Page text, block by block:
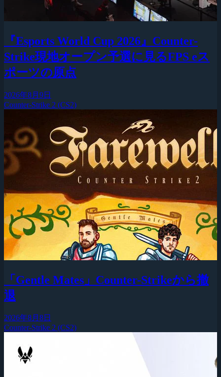
『Esports World Cup 2026』Counter-
Strike現地オープン予選に見るFPS eス
ポーツの原点
2026年8月9日
Counter-Strike 2 (CS2)
「Gentle Mates」Counter-Strikeから撤
退
2026年8月8日
Counter-Strike 2 (CS2)